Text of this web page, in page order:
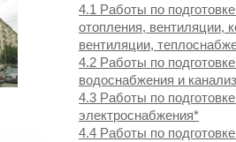
4.1 Работы по
отопления, вентиляции,
вентиляции,
4.2 Работы по
водоснабжения и
4.3 Работы по
электроснабжения*
4.4 Работы по